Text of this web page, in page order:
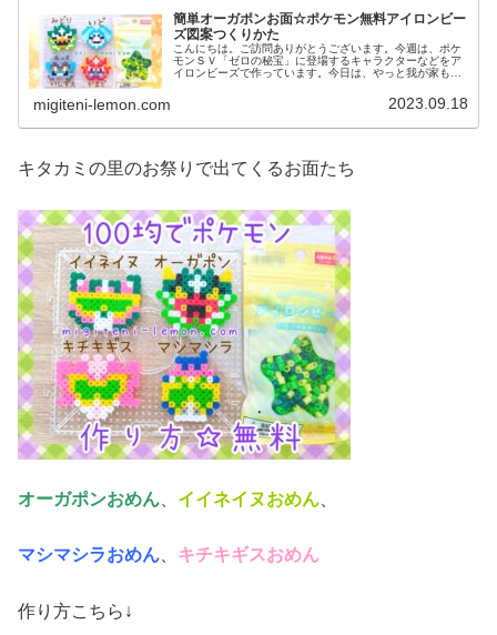
簡単オーガポンお面☆ポケモン無料アイロンビー
ズ図案つくりかた
こんにちは。ご訪問ありがとうございます。今週は、ポケ
モンＳＶ「ゼロの秘宝」に登場するキャラクターなどをア
イロンビーズで作っています。今日は、やっと我が家も前
migiteni-lemon.com 2023.09.18
キタカミの里のお祭りで出てくるお面たち
オーガポンおめん イイネイヌおめん
マシマシラおめん キチキギスおめん
作り方こちら↓